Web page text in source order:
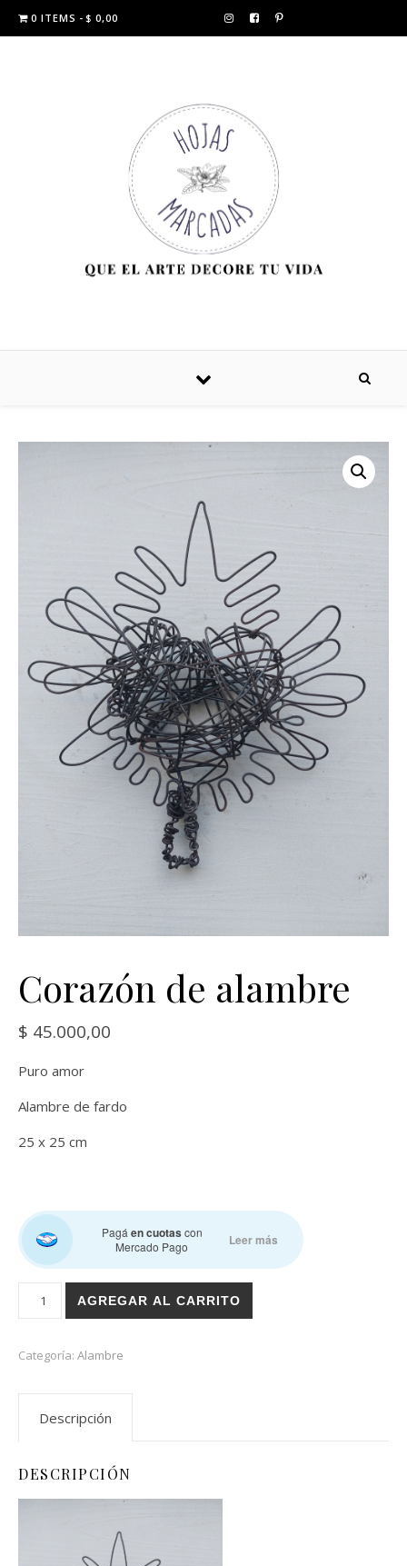
0 ITEMS $ 0,00
Corazón de alambre
$ 45.000,00
Puro amor
Alambre de fardo
25 x 25 cm
Pagáen cuotas con
Mercado Pago
Leer más
Corazón de alambre cantidad
AGREGAR AL CARRITO
Categoría: Alambre
Descripción
DESCRIPCIÓN